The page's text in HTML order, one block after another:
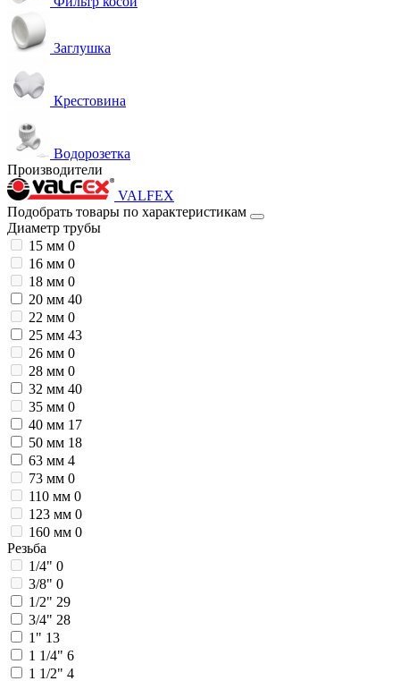
Заглушка
Крестовина
Водорозетка
Производители
VALFEX
Подобрать товары по характеристикам
Диаметр трубы
15 мм 0
16 мм 0
18 мм 0
20 мм 40
22 мм 0
25 мм 43
26 мм 0
28 мм 0
32 мм 40
35 мм 0
40 мм 17
50 мм 18
63 мм 4
73 мм 0
110 мм 0
123 мм 0
160 мм 0
Резьба
1/4" 0
3/8" 0
1/2" 29
3/4" 28
1" 13
1 1/4" 6
1 1/2" 4